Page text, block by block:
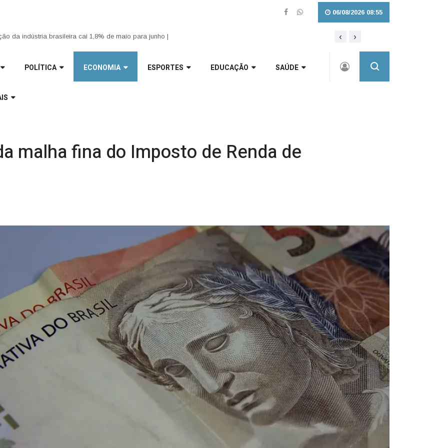
06/08/2026 08:55
Sul tem previsão de chuva e granizo para esta terça-feira | Cestas básicas do Programa de
‹ ›
POLÍTICA ECONOMIA ESPORTES EDUCAÇÃO SAÚDE
malha fina do Imposto de Renda de